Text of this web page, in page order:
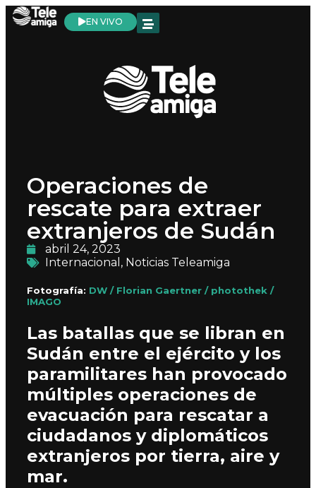
EN VIVO
Operaciones de
rescate para extraer
extranjeros de Sudán
abril 24, 2023
Internacional , Noticias Teleamiga
Fotografía: DW / Florian Gaertner / photothek /
IMAGO
Las batallas que se libran en
Sudán entre el ejército y los
paramilitares han provocado
múltiples operaciones de
evacuación para rescatar a
ciudadanos y diplomáticos
extranjeros por tierra, aire y
mar.